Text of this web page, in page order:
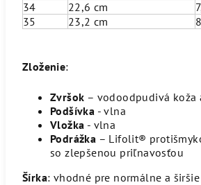
34
22,6 cm
35
23,2 cm
Zloženie:
Zvršok – vodoodpudivá koža
Podšívka - vlna
Vložka - vlna
Podrážka – Lifolit®
so zlepšenou priľnavosťou
Šírka: vhodné pre normálne a